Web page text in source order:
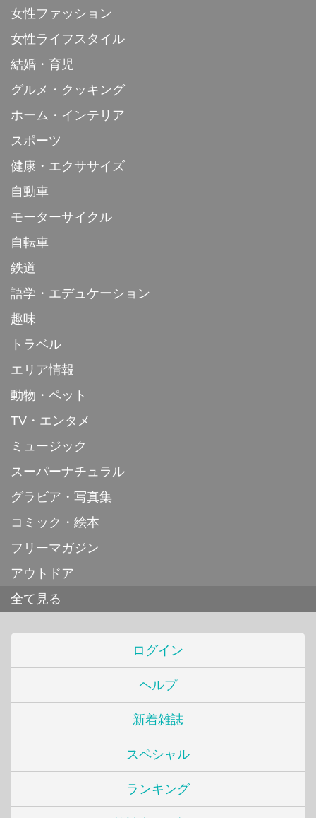
女性ファッション
女性ライフスタイル
結婚・育児
グルメ・クッキング
ホーム・インテリア
スポーツ
健康・エクササイズ
自動車
モーターサイクル
自転車
鉄道
語学・エデュケーション
趣味
トラベル
エリア情報
動物・ペット
TV・エンタメ
ミュージック
スーパーナチュラル
グラビア・写真集
コミック・絵本
フリーマガジン
アウトドア
全て見る
ログイン
ヘルプ
新着雑誌
スペシャル
ランキング